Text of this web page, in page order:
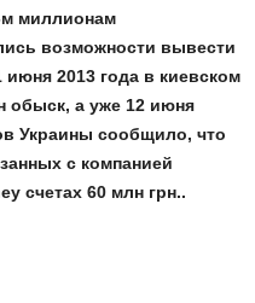
м миллионам
возможности вывести
2013 года в киевском
обыск, а уже 12 июня
Украины сообщило, что
с компанией
счетах 60 млн грн..